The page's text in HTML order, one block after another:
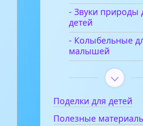
- Звуки природы
детей
- Колыбельные
малышей
Поделки для детей
Полезные